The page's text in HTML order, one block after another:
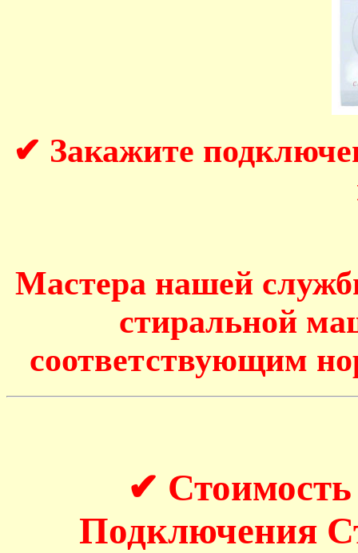
✔ Закажите
Мастера нашей
стиральной
соответствующим
✔ Стоимость
Подключения